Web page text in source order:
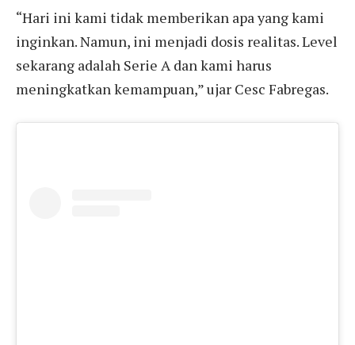
“Hari ini kami tidak memberikan apa yang kami
inginkan. Namun, ini menjadi dosis realitas. Level
sekarang adalah Serie A dan kami harus
meningkatkan kemampuan,” ujar Cesc Fabregas.